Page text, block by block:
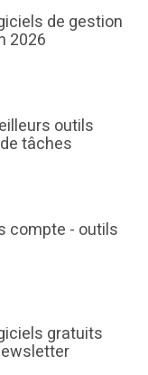
de gestion
2026
outils
tâches
compte - outils
gratuits